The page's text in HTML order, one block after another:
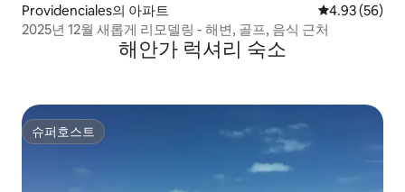
Providenciales의 아파트 평점 4.93점(5
4.93 (56)
2025년 12월 새롭게 리모델링 - 해변, 골프, 음식 근처
해안가 럭셔리 숙소
슈퍼호스트
슈퍼호스트